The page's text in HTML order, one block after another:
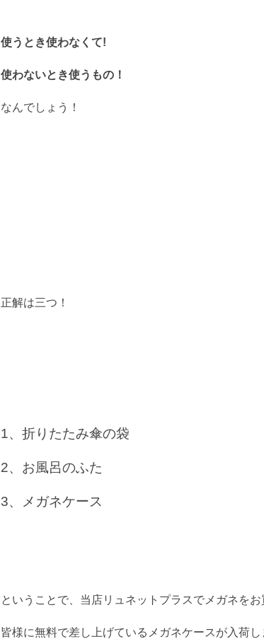
使うとき使わなくて!
使わないとき使うもの！
なんでしょう！
正解は三つ！
1、折りたたみ傘の袋
2、お風呂のふた
3、メガネケース
ということで、当店リュネットプラスでメガネを
皆様に無料で差し上げているメガネケースが入荷し